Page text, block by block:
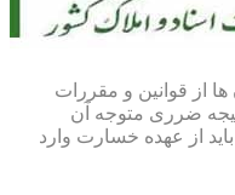
از قوانین و مقررات
ضرری متوجه آن
از عهده خسارت وارد